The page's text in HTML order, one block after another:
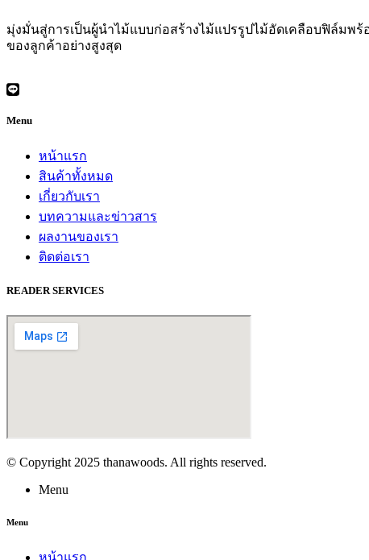
มุ่งมั่นสู่การเป็นผู้นำไม้แบบก่อสร้างไม้แปรรูปไม้อัดเคลือบฟิล์มพ
ของลูกค้าอย่างสูงสุด
Menu
หน้าแรก
สินค้าทั้งหมด
เกี่ยวกับเรา
บทความและข่าวสาร
ผลงานของเรา
ติดต่อเรา
READER SERVICES
© Copyright 2025 thanawoods. All rights reserved.
Menu
Menu
หน้าแรก